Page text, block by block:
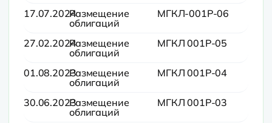
17.07.2024Размещение
облигаций
МГКЛ-001Р-06
27.02.2024Размещение
облигаций
МГКЛ 001Р-05
01.08.2023Размещение
облигаций
МГКЛ 001Р-04
30.06.2023Размещение
облигаций
МГКЛ 001Р-03